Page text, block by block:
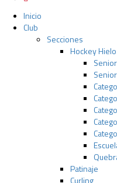
Inicio
Club
Secciones
Hockey Hielo
Senior
Patinaje
Curling